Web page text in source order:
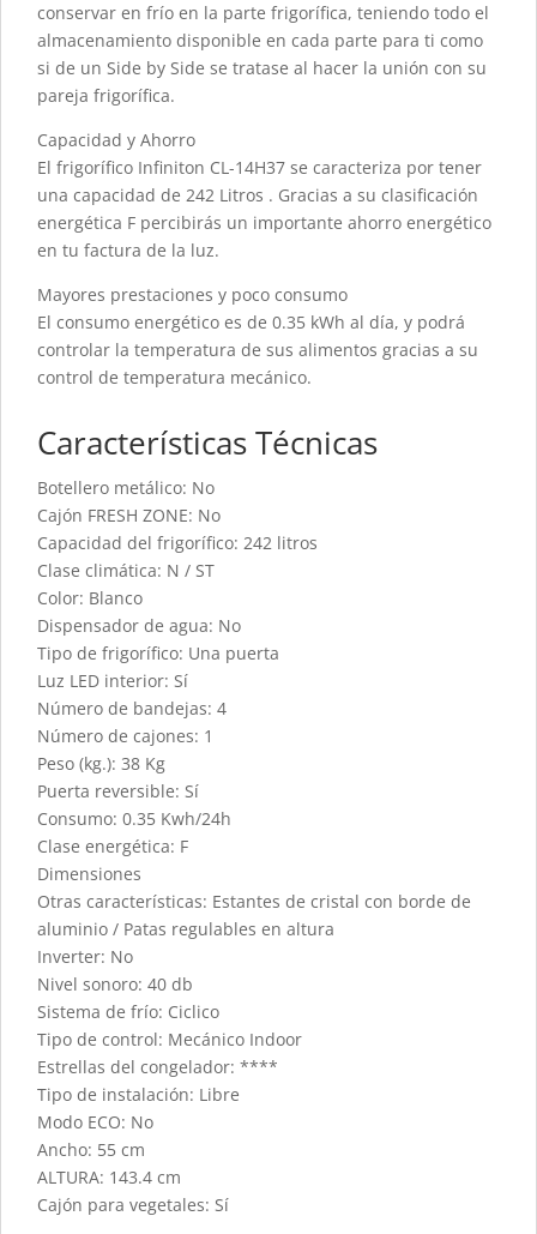
conservar en frío en la parte frigorífica, teniendo todo el
almacenamiento disponible en cada parte para ti como
si de un Side by Side se tratase al hacer la unión con su
pareja frigorífica.
Capacidad y Ahorro
El frigorífico Infiniton CL-14H37 se caracteriza por tener
una capacidad de 242 Litros . Gracias a su clasificación
energética F percibirás un importante ahorro energético
en tu factura de la luz.
Mayores prestaciones y poco consumo
El consumo energético es de 0.35 kWh al día, y podrá
controlar la temperatura de sus alimentos gracias a su
control de temperatura mecánico.
Características Técnicas
Botellero metálico: No
Cajón FRESH ZONE: No
Capacidad del frigorífico: 242 litros
Clase climática: N / ST
Color: Blanco
Dispensador de agua: No
Tipo de frigorífico: Una puerta
Luz LED interior: Sí
Número de bandejas: 4
Número de cajones: 1
Peso (kg.): 38 Kg
Puerta reversible: Sí
Consumo: 0.35 Kwh/24h
Clase energética: F
Dimensiones
Otras características: Estantes de cristal con borde de
aluminio / Patas regulables en altura
Inverter: No
Nivel sonoro: 40 db
Sistema de frío: Ciclico
Tipo de control: Mecánico Indoor
Estrellas del congelador: ****
Tipo de instalación: Libre
Modo ECO: No
Ancho: 55 cm
ALTURA: 143.4 cm
Cajón para vegetales: Sí